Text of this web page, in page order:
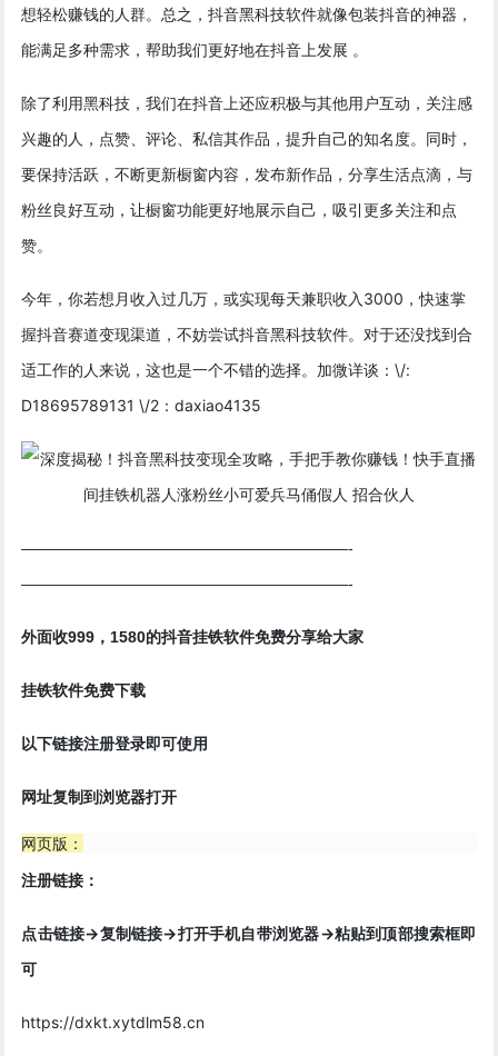
想轻松赚钱的人群。总之，抖音黑科技软件就像包装抖音的神器，
能满足多种需求，帮助我们更好地在抖音上发展 。
除了利用黑科技，我们在抖音上还应积极与其他用户互动，关注感
兴趣的人，点赞、评论、私信其作品，提升自己的知名度。同时，
要保持活跃，不断更新橱窗内容，发布新作品，分享生活点滴，与
粉丝良好互动，让橱窗功能更好地展示自己，吸引更多关注和点
赞。
今年，你若想月收入过几万，或实现每天兼职收入3000，快速掌
握抖音赛道变现渠道，不妨尝试抖音黑科技软件。对于还没找到合
适工作的人来说，这也是一个不错的选择。加微详谈：\/:
D18695789131 \/2：daxiao4135
—————————————————————-
—————————————————————-
外面收999，1580的抖音挂铁软件免费分享给大家
挂铁软件免费下载
以下链接注册登录即可使用
网址复制到浏览器打开
网页版：
注册链接：
点击链接->复制链接->打开手机自带浏览器->粘贴到顶部搜索框即
可
https://dxkt.xytdlm58.cn